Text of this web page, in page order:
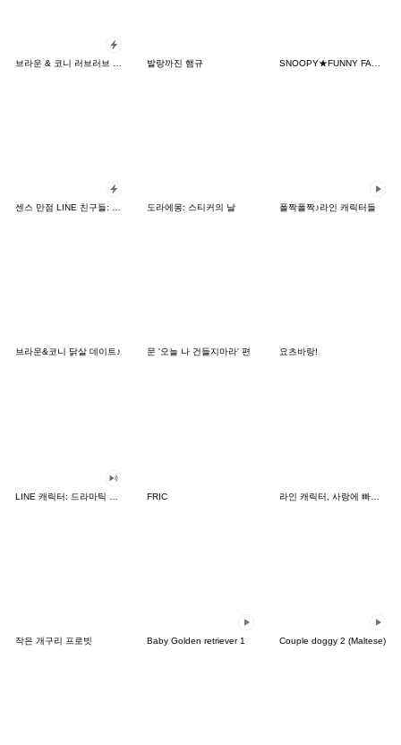
발랑까진 햄규
도라에몽: 스티커의 날 폴짝폴짝♪라인 캐릭터들
브라운&코니 닭살 데이트♪ 문 '오늘 나 건들지마라' 편 요츠바랑!
FRIC 라인 캐릭터, 사랑에 빠지다!
작은 개구리 프로빗 Baby Golden retriever 1 Couple doggy 2 (Maltese)